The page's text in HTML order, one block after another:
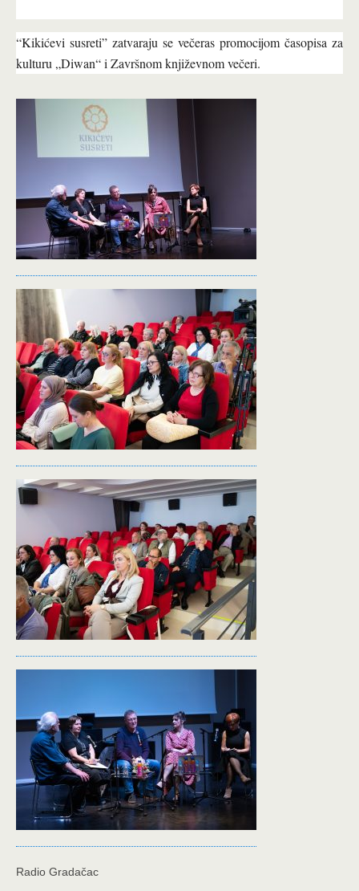
“Kikićevi susreti” zatvaraju se večeras promocijom časopisa za
kulturu „Diwan“ i Završnom književnom večeri.
Radio Gradačac